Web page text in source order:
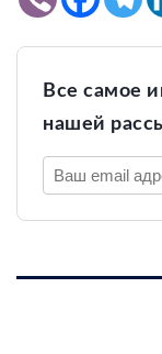
Все самое
нашей